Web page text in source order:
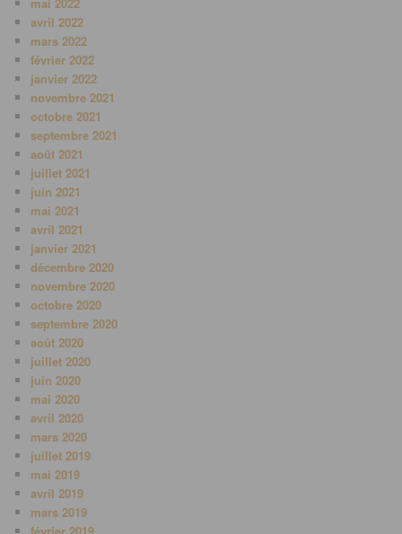
avril 2022
mars 2022
février 2022
janvier 2022
novembre 2021
octobre 2021
septembre 2021
août 2021
juillet 2021
juin 2021
mai 2021
avril 2021
janvier 2021
décembre 2020
novembre 2020
octobre 2020
septembre 2020
août 2020
juillet 2020
juin 2020
mai 2020
avril 2020
mars 2020
juillet 2019
mai 2019
avril 2019
mars 2019